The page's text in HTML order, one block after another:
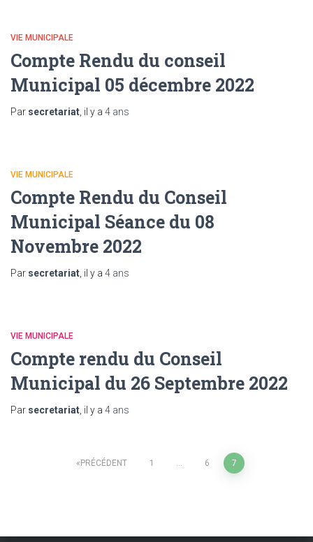
VIE MUNICIPALE
Compte Rendu du conseil
Municipal 05 décembre 2022
Par secretariat , il y a 4 ans
VIE MUNICIPALE
Compte Rendu du Conseil
Municipal Séance du 08
Novembre 2022
Par secretariat , il y a 4 ans
VIE MUNICIPALE
Compte rendu du Conseil
Municipal du 26 Septembre 2022
Par secretariat , il y a 4 ans
Pagination
publications
PRÉCÉDENT 1 … 6 7